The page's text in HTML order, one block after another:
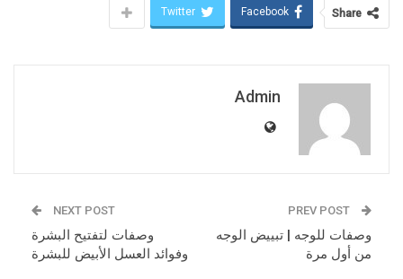
Share
Facebook
Twitter
Admin
وصفات للوجه | تبييض الوجه
من أول مرة
NEXT POST
وصفات لتفتيح البشرة
وفوائد العسل الأبيض للبشرة